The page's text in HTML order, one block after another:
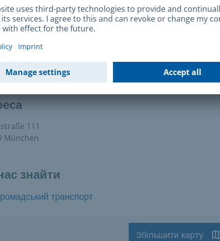
наш сайт
телефону
+49 89 46139080
111
München
знайти
транспорт
Збільшити карту